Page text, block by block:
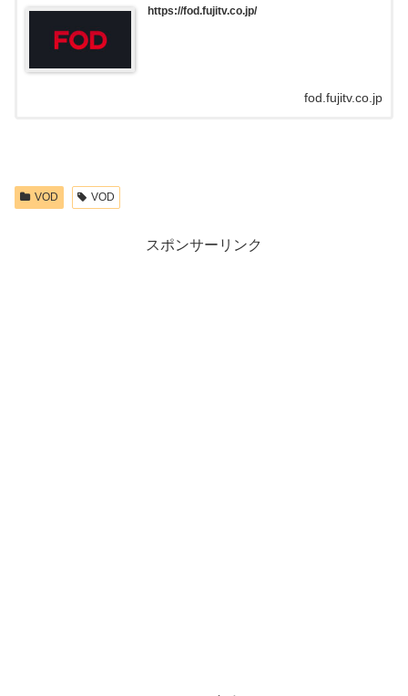
https://fod.fujitv.co.jp/
fod.fujitv.co.jp
VOD VOD
スポンサーリンク